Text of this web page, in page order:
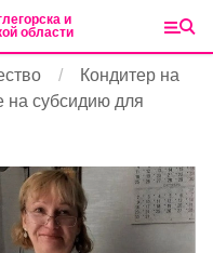
и
области
Кондитер на
на субсидию для